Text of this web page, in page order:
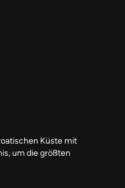
Küste mit
um die größten